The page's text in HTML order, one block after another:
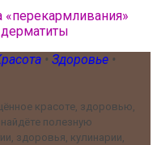
«перекармливания»
• Здоровье •
красоте, здоровью,
полезную
здоровья, кулинарии,